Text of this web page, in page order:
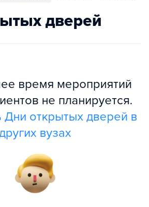
дверей
время мероприятий
не планируется.
Дни открытых дверей в
вузах